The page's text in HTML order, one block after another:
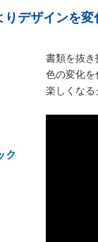
デザインを変
書類を抜き
色の変化
楽しくなる